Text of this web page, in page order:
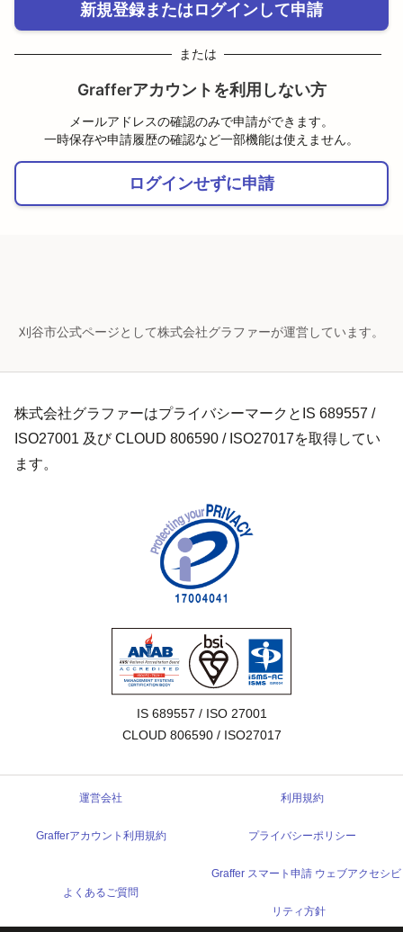
新規登録またはログインして申請
または
Grafferアカウントを利用しない方
メールアドレスの確認のみで申請ができます。
一時保存や申請履歴の確認など一部機能は使えません。
ログインせずに申請
刈谷市公式ページとして株式会社グラファーが運営しています。
株式会社グラファーはプライバシーマークとIS 689557 /
ISO27001 及び CLOUD 806590 / ISO27017を取得してい
ます。
IS 689557 / ISO 27001
CLOUD 806590 / ISO27017
運営会社 利用規約
Grafferアカウント利用規約 プライバシーポリシー
よくあるご質問
Graffer スマート申請 ウェブアクセシビ
リティ方針